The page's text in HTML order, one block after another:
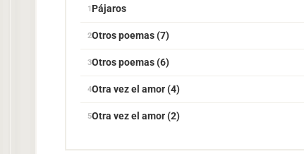
Pájaros
Otros poemas (7)
Otros poemas (6)
Otra vez el amor (4)
Otra vez el amor (2)